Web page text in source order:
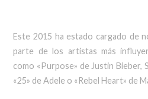
Este 2015 ha estado cargado de
parte de los artistas más
como «Purpose» de Justin Bieber,
«25» de Adele o «Rebel Heart» de